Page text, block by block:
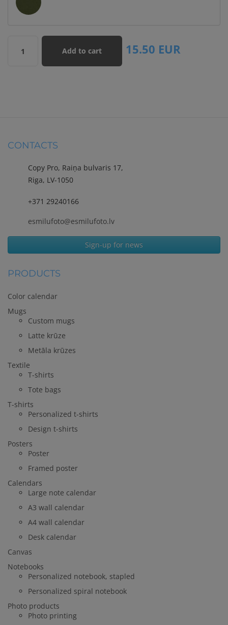
1 Add to cart 15.50 EUR
CONTACTS
Copy Pro, Raiņa bulvaris 17,
Riga, LV-1050
+371 29240166
esmilufoto@esmilufoto.lv
Sign-up for news
PRODUCTS
Color calendar
Mugs
Custom mugs
Latte krūze
Metāla krūzes
Textile
T-shirts
Tote bags
T-shirts
Personalized t-shirts
Design t-shirts
Posters
Poster
Framed poster
Calendars
Large note calendar
A3 wall calendar
A4 wall calendar
Desk calendar
Canvas
Notebooks
Personalized notebook, stapled
Personalized spiral notebook
Photo products
Photo printing